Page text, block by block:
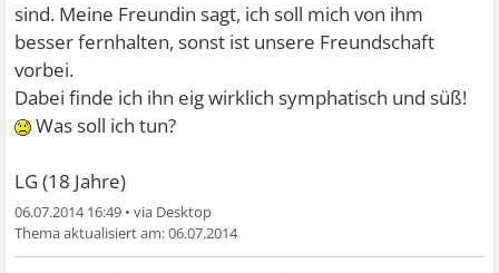
sind. Meine Freundin sagt, ich soll mich von ihm
besser fernhalten, sonst ist unsere Freundschaft
vorbei.
Dabei finde ich ihn eig wirklich symphatisch und süß!
Was soll ich tun?
LG (18 Jahre)
06.07.2014 16:49 •
06.07.2014